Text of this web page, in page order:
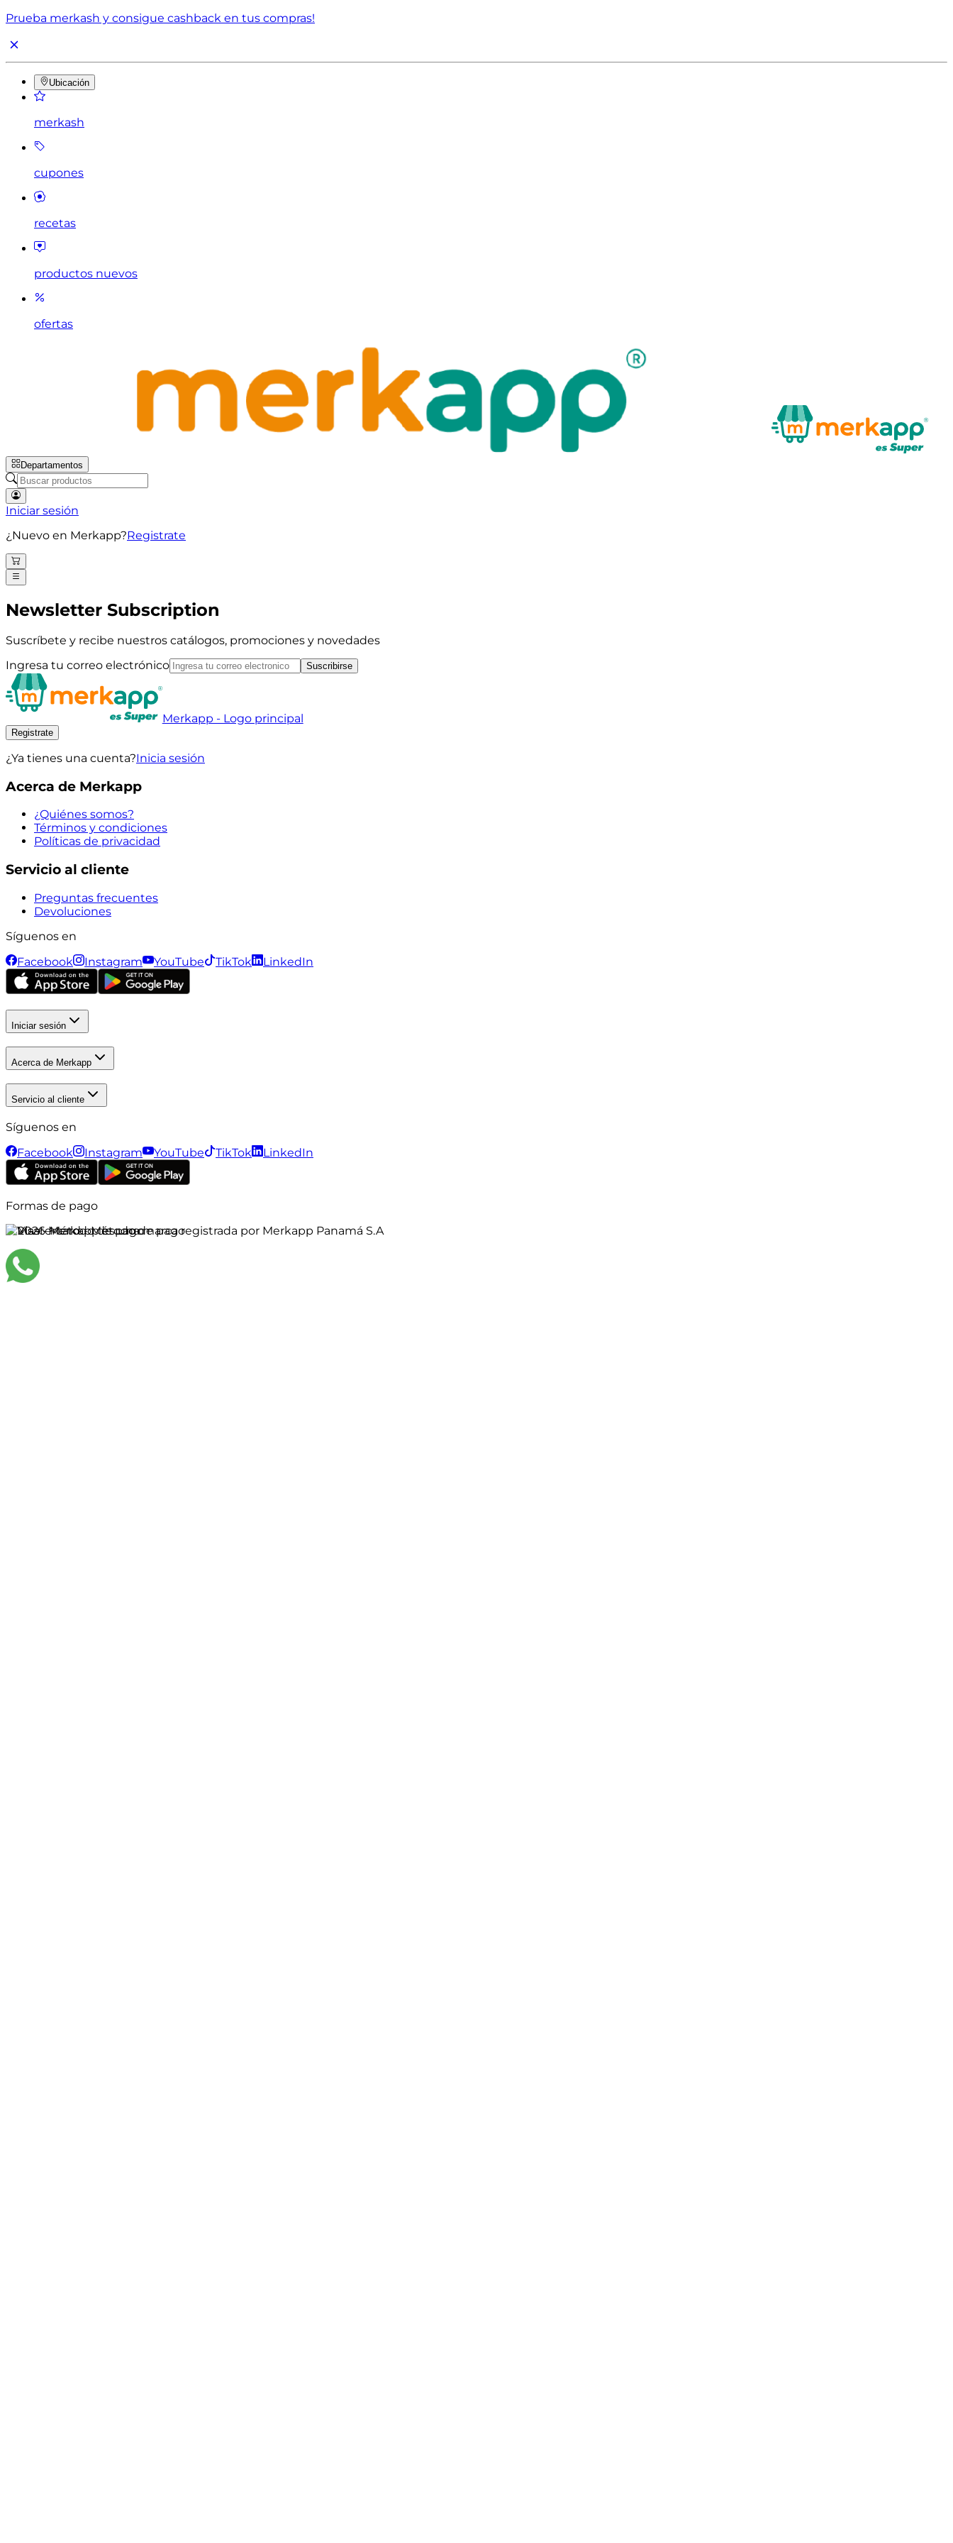
Prueba merkash y consigue cashback en tus compras!
Ubicación
merkash
cupones
recetas
productos nuevos
ofertas
Departamentos
Iniciar sesión
¿Nuevo en Merkapp?Registrate
Newsletter Subscription
Suscríbete y recibe nuestros catálogos, promociones y novedades
Ingresa tu correo electrónico
Suscribirse
Merkapp - Logo principal
Registrate
¿Ya tienes una cuenta?Inicia sesión
Acerca de Merkapp
¿Quiénes somos?
Términos y condiciones
Políticas de privacidad
Servicio al cliente
Preguntas frecuentes
Devoluciones
Síguenos en
Facebook
Instagram YouTube TikTok LinkedIn
Iniciar sesión
Acerca de Merkapp
Servicio al cliente
Síguenos en
Facebook
Instagram YouTube TikTok LinkedIn
Formas de pago
©2026Merkapp es una marca registrada por Merkapp Panamá S.A